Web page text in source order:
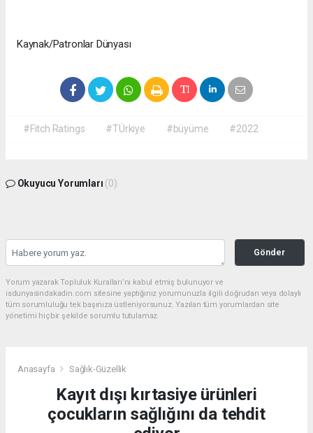
Kaynak/Patronlar Dünyası
#Fitch Ratings #TÜrkiye #büyüme #2022
Okuyucu Yorumları (0)
Gönder
Yorum yazarak Topluluk Kuralları’nı kabul etmiş bulunuyor ve
isdunyasindakadin.com sitesine yaptığınız yorumunuzla ilgili doğrudan veya dolaylı
tüm sorumluluğu tek başınıza üstleniyorsunuz. Yazılan tüm yorumlardan site
yönetimi hiçbir şekilde sorumlu tutulamaz.
Anasayfa Sağlık-Güzellik
Kayıt dışı kırtasiye ürünleri
çocukların sağlığını da tehdit